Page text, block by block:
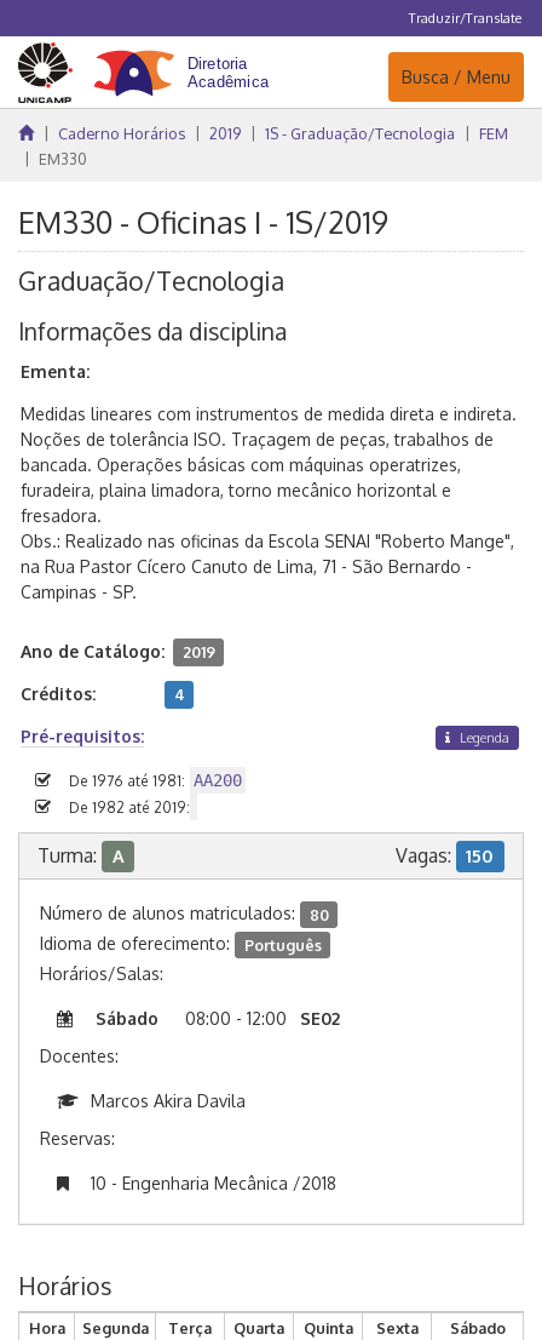
Traduzir/Translate
Navegação
Busca / Menu
Caderno Horários 2019 1S - Graduação/Tecnologia
FEM
EM330
EM330 - Oficinas I - 1S/2019
Graduação/Tecnologia
Informações da disciplina
Ementa:
Medidas lineares com instrumentos de medida direta e indireta.
Noções de tolerância ISO. Traçagem de peças, trabalhos de
bancada. Operações básicas com máquinas operatrizes,
furadeira, plaina limadora, torno mecânico horizontal e
fresadora.
Obs.: Realizado nas oficinas da Escola SENAI "Roberto Mange",
na Rua Pastor Cícero Canuto de Lima, 71 - São Bernardo -
Campinas - SP.
Ano de Catálogo: 2019
Créditos: 4
Pré-requisitos: Legenda
De 1976 até 1981: AA200
De 1982 até 2019:
Turma: A Vagas: 150
Número de alunos matriculados: 80
Idioma de oferecimento: Português
Horários/Salas:
Sábado 08:00 - 12:00
SE02
Docentes:
Marcos Akira Davila
Reservas:
10 - Engenharia Mecânica /2018
Horários
Hora Segunda Terça Quarta Quinta Sexta
Sábado